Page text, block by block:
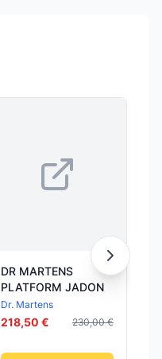
DR MARTENS
PLATFORM JADON
Dr. Martens
218,50 € 230,00 €